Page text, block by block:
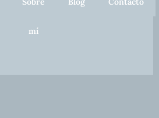
mí